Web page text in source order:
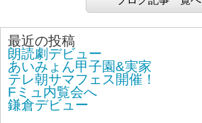
最近の投稿
朗読劇デビュー
あいみょん甲子園&実家
テレ朝サマフェス開催！
Fミュ内覧会へ
鎌倉デビュー